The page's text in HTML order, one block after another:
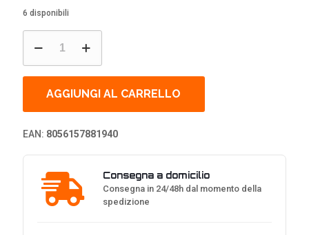
6 disponibili
H500WB
Gaming
Headset,
Bluetooth,
Colori
LED
-
Nero
incluso*
quantità
AGGIUNGI AL CARRELLO
EAN: 8056157881940
Consegna a domicilio
Consegna in 24/48h dal momento della
spedizione